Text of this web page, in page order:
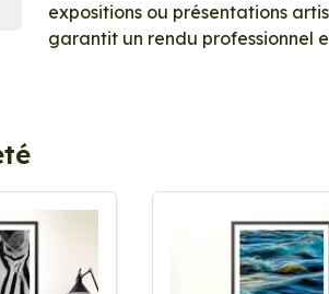
expositions ou présentations
garantit un rendu professionnel